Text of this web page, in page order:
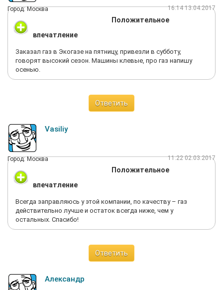
Город: Москва 16:14 13.04.2017
Положительное
впечатление
Заказал газ в Экогазе на пятницу, привезли в субботу,
говорят высокий сезон. Машины клевые, про газ напишу
осенью.
Ответить
Vasiliy
Город: Москва 11:22 02.03.2017
Положительное
впечатление
Всегда заправляюсь у этой компании, по качеству – газ
действительно лучше и остаток всегда ниже, чем у
остальных. Спасибо!
Ответить
Александр